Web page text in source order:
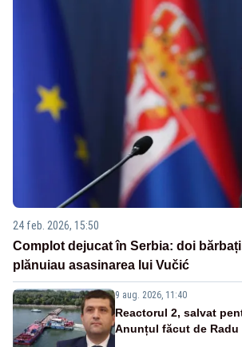
24 feb. 2026, 15:50
Complot dejucat în Serbia: doi
plănuiau asasinarea lui Vučić
9 aug. 2026, 11:40
Reactorul 2, salvat
Anunțul făcut de Radu